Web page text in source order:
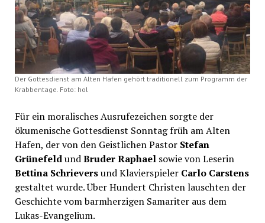
Der Gottesdienst am Alten Hafen gehört traditionell zum Programm der
Krabbentage. Foto: hol
Für ein moralisches Ausrufezeichen sorgte der
ökumenische Gottesdienst Sonntag früh am Alten
Hafen, der von den Geistlichen Pastor Stefan
GrünefeldundBruder Raphaelsowie von Leserin
Bettina Schrieversund Klavierspieler Carlo Carstens
gestaltet wurde. Über Hundert Christen lauschten der
Geschichte vom barmherzigen Samariter aus dem
Lukas-Evangelium.